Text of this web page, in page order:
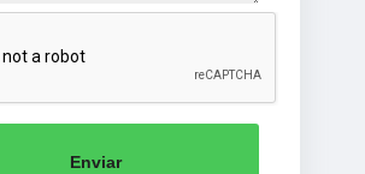
Enviar